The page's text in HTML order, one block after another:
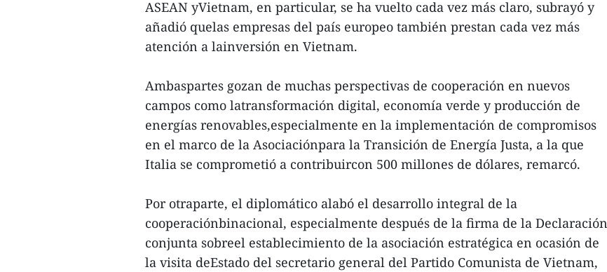
ASEAN yVietnam, en particular, se ha vuelto cada vez más claro, subrayó y
añadió quelas empresas del país europeo también prestan cada vez más
atención a lainversión en Vietnam.
Ambaspartes gozan de muchas perspectivas de cooperación en nuevos
campos como latransformación digital, economía verde y producción de
energías renovables,especialmente en la implementación de compromisos
en el marco de la Asociaciónpara la Transición de Energía Justa, a la que
Italia se comprometió a contribuircon 500 millones de dólares, remarcó.
Por otraparte, el diplomático alabó el desarrollo integral de la
cooperaciónbinacional, especialmente después de la firma de la Declaración
conjunta sobreel establecimiento de la asociación estratégica en ocasión de
la visita deEstado del secretario general del Partido Comunista de Vietnam,